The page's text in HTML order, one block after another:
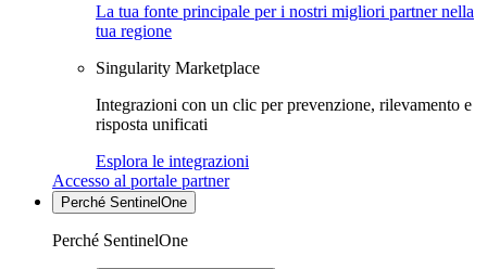
La tua fonte principale per i nostri migliori partner nella
tua regione
Singularity Marketplace
Integrazioni con un clic per prevenzione, rilevamento e
risposta unificati
Esplora le integrazioni
Accesso al portale partner
Perché SentinelOne
Perché SentinelOne